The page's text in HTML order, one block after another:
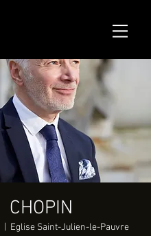
CHOPIN
Eglise Saint-Julien-le-Pauvre